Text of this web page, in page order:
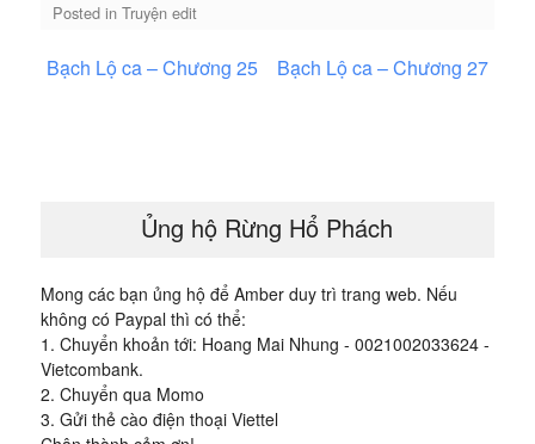
Posted in Truyện edit
Điều
Bạch Lộ ca – Chương 25 Bạch Lộ ca – Chương 27
Ủng hộ Rừng Hổ Phách
Mong các bạn ủng hộ để Amber duy trì trang web. Nếu
không có Paypal thì có thể:
1. Chuyển khoản tới: Hoang Mai Nhung - 0021002033624 -
Vietcombank.
2. Chuyển qua Momo
3. Gửi thẻ cào điện thoại Viettel